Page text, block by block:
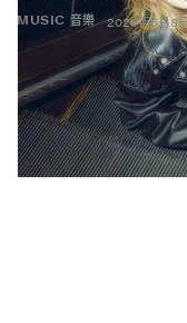
MUSIC 音樂 2026年5月8